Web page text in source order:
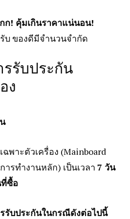
ก! คุ้มเกินราคาแน่นอน!
บ ของดีมีจำนวนจำกัด
รรับประกัน
ง
ฉพาะตัวเครื่อง (Mainboard
ารทำงานหลัก) เป็นเวลา 7 วัน
ซื้อ
รับประกันในกรณีดังต่อไปนี้